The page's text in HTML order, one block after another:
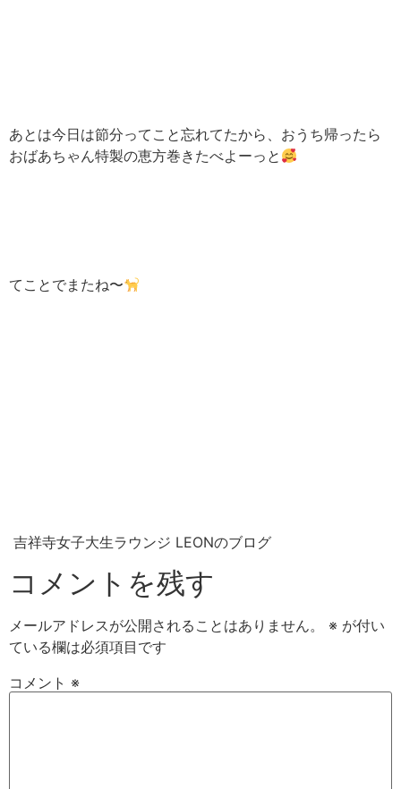
あとは今日は節分ってこと忘れてたから、おうち帰ったら
おばあちゃん特製の恵方巻きたべよーっと
てことでまたね〜
吉祥寺女子大生ラウンジ LEONのブログ
コメントを残す
メールアドレスが公開されることはありません。 ※ が付い
ている欄は必須項目です
コメント ※